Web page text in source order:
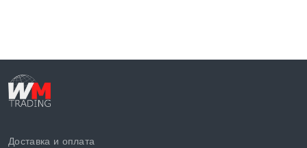
Доставка и оплата